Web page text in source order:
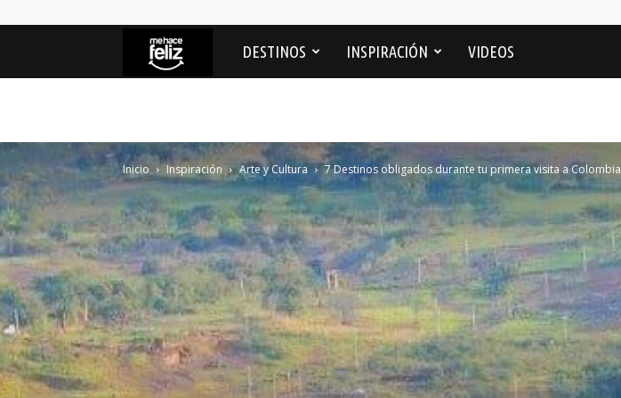
Me
feliz
DESTINOS INSPIRACIÓN VIDEOS
Inicio Inspiración Arte y Cultura 7 Destinos obligados durante tu primera visita a Colombia